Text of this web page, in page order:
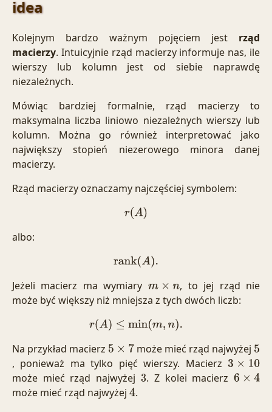
idea
Kolejnym bardzo ważnym pojęciem jest rząd
macierzy. Intuicyjnie rząd macierzy informuje nas, ile
wierszy lub kolumn jest od siebie naprawdę
niezależnych.
Mówiąc bardziej formalnie, rząd macierzy to
maksymalna liczba liniowo niezależnych wierszy lub
kolumn. Można go również interpretować jako
największy stopień niezerowego minora danej
macierzy.
Rząd macierzy oznaczamy najczęściej symbolem:
r(A)
albo:
rank(A).
Jeżeli macierz ma wymiary m× n
, to jej rząd nie
może być większy niż mniejsza z tych dwóch liczb:
r(A )≤ min(m,n) .
Na przykład macierz 5 ×7 może mieć rząd najwyżej 5
, ponieważ ma tylko pięć wierszy. Macierz 3 ×10
może mieć rząd najwyżej 3. Z kolei macierz 6×4
może mieć rząd najwyżej 4.